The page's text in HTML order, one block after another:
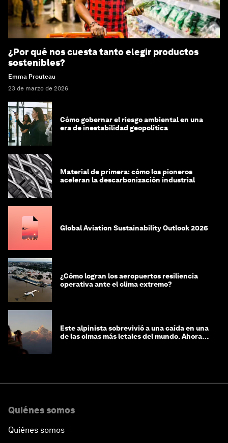
¿Por qué nos cuesta tanto elegir productos
sostenibles?
Emma Prouteau
23 de marzo de 2026
Cómo gobernar el riesgo ambiental en una
era de inestabilidad geopolítica
Material de primera: cómo los pioneros
aceleran la descarbonización industrial
Global Aviation Sustainability Outlook 2026
¿Cómo logran los aeropuertos resiliencia
operativa ante el clima extremo?
Este alpinista sobrevivió a una caída en una
de las cimas más letales del mundo. Ahora
Quiénes somos
Quiénes somos